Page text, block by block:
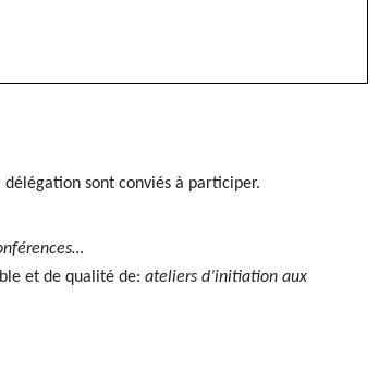
sont conviés à participer.
et de qualité de: ateliers d’initiation aux